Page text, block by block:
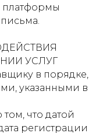
платформы
УСЛУГ
в порядке,
указанными в
что датой
регистрации